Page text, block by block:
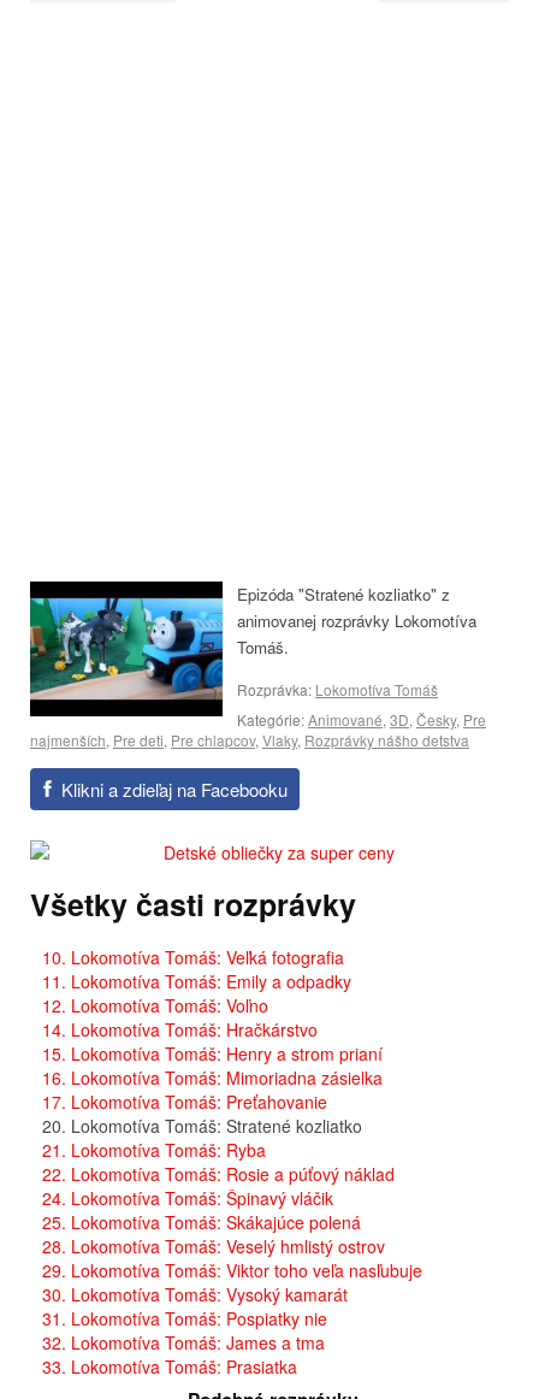
Epizóda "Stratené kozliatko" z
animovanej rozprávky Lokomotíva
Tomáš.
Rozprávka: Lokomotíva Tomáš
Kategórie:Animované, 3D, Česky, Pre
najmenších, Pre deti, Pre chlapcov, Vlaky, Rozprávky nášho detstva
Klikni a zdieľaj na Facebooku
Všetky časti rozprávky
10. Lokomotíva Tomáš: Veľká fotografia
11. Lokomotíva Tomáš: Emily a odpadky
12. Lokomotíva Tomáš: Voľno
14. Lokomotíva Tomáš: Hračkárstvo
15. Lokomotíva Tomáš: Henry a strom prianí
16. Lokomotíva Tomáš: Mimoriadna zásielka
17. Lokomotíva Tomáš: Preťahovanie
20. Lokomotíva Tomáš: Stratené kozliatko
21. Lokomotíva Tomáš: Ryba
22. Lokomotíva Tomáš: Rosie a púťový náklad
24. Lokomotíva Tomáš: Špinavý vláčik
25. Lokomotíva Tomáš: Skákajúce polená
28. Lokomotíva Tomáš: Veselý hmlistý ostrov
29. Lokomotíva Tomáš: Viktor toho veľa nasľubuje
30. Lokomotíva Tomáš: Vysoký kamarát
31. Lokomotíva Tomáš: Pospiatky nie
32. Lokomotíva Tomáš: James a tma
33. Lokomotíva Tomáš: Prasiatka